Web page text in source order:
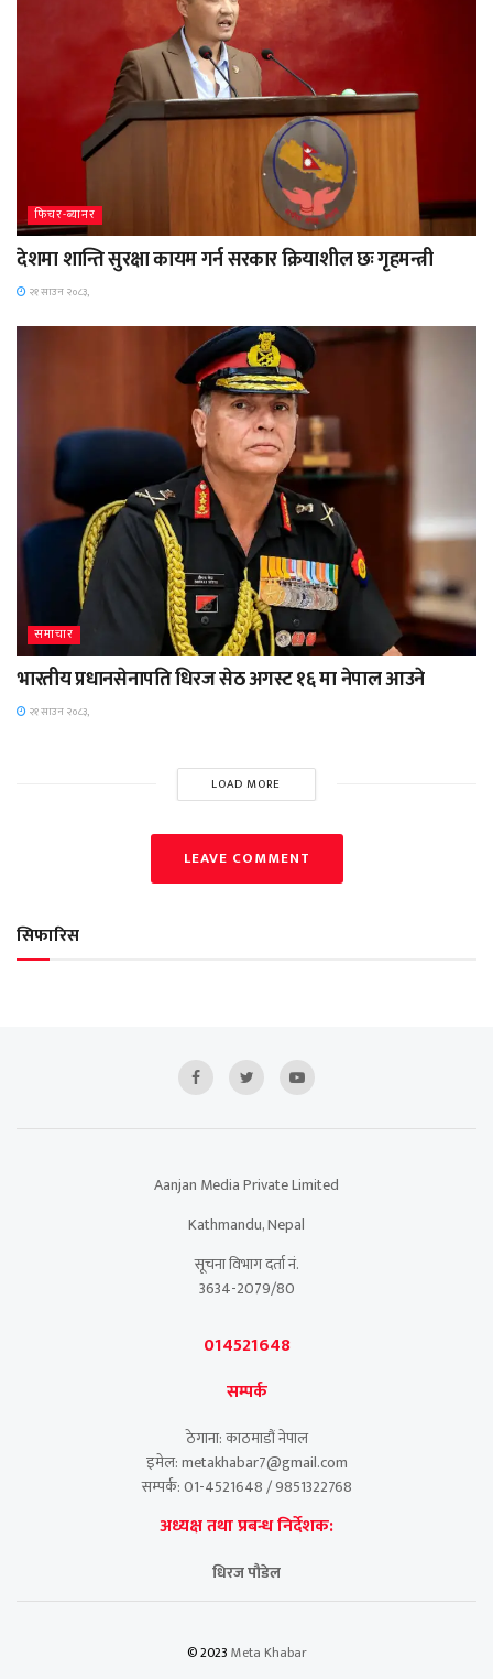
फिचर-ब्यानर
देशमा शान्ति सुरक्षा कायम गर्न सरकार क्रियाशील छः गृहमन्त्री
२१ साउन २०८३,
समाचार
भारतीय प्रधानसेनापति धिरज सेठ अगस्ट १६ मा नेपाल आउने
२१ साउन २०८३,
LOAD MORE
LEAVE COMMENT
सिफारिस
Aanjan Media Private Limited
Kathmandu, Nepal
सूचना विभाग दर्ता नं.
3634-2079/80
014521648
सम्पर्क
ठेगाना: काठमाडौं नेपाल
इमेल: metakhabar7@gmail.com
सम्पर्क: 01-4521648 / 9851322768
अध्यक्ष तथा प्रबन्ध निर्देशक:
धिरज पौडेल
© 2023 Meta Khabar